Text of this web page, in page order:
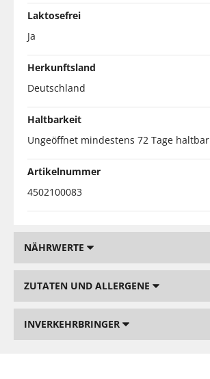
Laktosefrei
Ja
Herkunftsland
Deutschland
Haltbarkeit
Ungeöffnet mindestens 72 Tage haltbar
Artikelnummer
4502100083
NÄHRWERTE
ZUTATEN UND ALLERGENE
INVERKEHRBRINGER